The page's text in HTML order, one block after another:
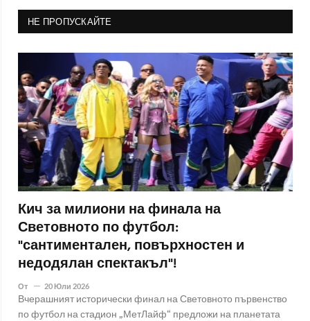
НЕ ПРОПУСКАЙТЕ
Кич за милиони на финала на
Световното по футбол:
"сантиментален, повърхностен и
недодялан спектакъл"!
От 20 Юли 2026
Вчерашният исторически финал на Световното първенство
по футбол на стадион „МетЛайф“ предложи на планетата